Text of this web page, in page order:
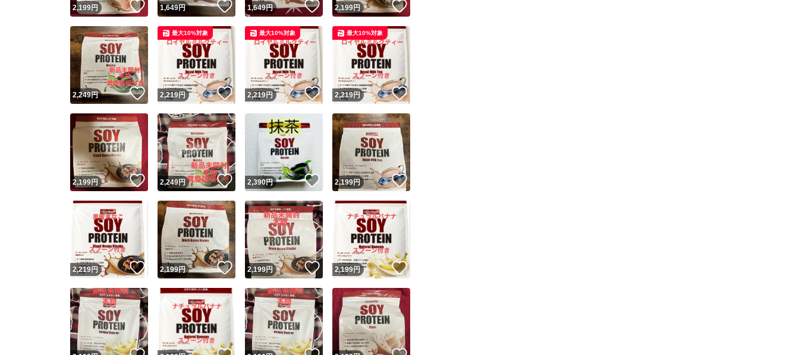
ユーザーの実績について
Yahoo!フリマが定めた一定の基準を満たしたユーザーにバッジを付与しています
安心取引出品者
安心取引出品者 Yahoo!フリマの基準をクリアした安心・安全なユーザーです
取引実績
取引実績◯+ このユーザーはYahoo!フリマの取引を完了させた実績があります
他フリマ実績◯+ このユーザーは他フリマサービスでの取引実績があります
スピード&安心発送
※このバッジは実績に基づく表示であり、発送を保証しているものではありません
スピード＆安心発送
このユーザーは高頻度で24時間以内＆設定した発送日数内に発送してい
ます
この商品の情報をコピーします
商品画像の無断転載は禁止されています
コピーは1商品につき1回 です
出品ページへ
キャンセル
2,199円 いいね！
1,649円 いいね！
1,649円 いいね！
2,199円 いいね！
2,249円 いいね！
2,219円 いいね！
最大10%対象
2,219円 いいね！
最大10%対象
2,219円 いいね！
最大10%対象
2,199円 いいね！
2,249円 いいね！
2,390円 いいね！
2,199円 いいね！
2,219円 いいね！
2,199円 いいね！
2,199円 いいね！
2,199円 いいね！